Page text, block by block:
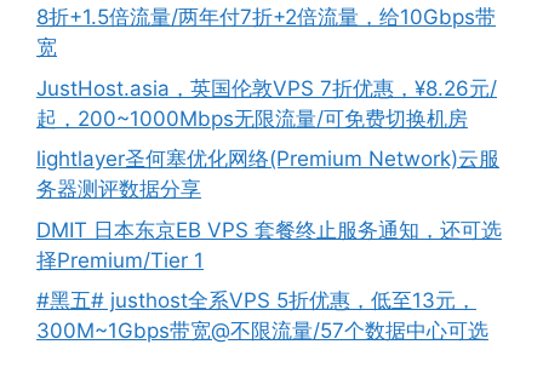
8折+1.5倍流量/两年付7折+2倍流量，给10Gbps带
宽
JustHost.asia，英国伦敦VPS 7折优惠，¥8.26元/
起，200~1000Mbps无限流量/可免费切换机房
lightlayer圣何塞优化网络(Premium Network)云服
务器测评数据分享
DMIT 日本东京EB VPS 套餐终止服务通知，还可选
择Premium/Tier 1
#黑五# justhost全系VPS 5折优惠，低至13元，
300M~1Gbps带宽@不限流量/57个数据中心可选